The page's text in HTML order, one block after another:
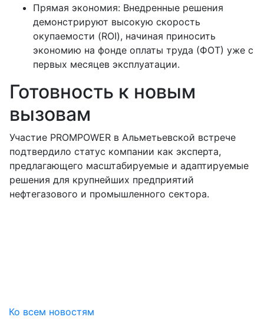
Прямая экономия: Внедренные решения
демонстрируют высокую скорость
окупаемости (ROI), начиная приносить
экономию на фонде оплаты труда (ФОТ) уже с
первых месяцев эксплуатации.
Готовность к новым
вызовам
Участие PROMPOWER в Альметьевской встрече
подтвердило статус компании как эксперта,
предлагающего масштабируемые и адаптируемые
решения для крупнейших предприятий
нефтегазового и промышленного сектора.
Ко всем новостям